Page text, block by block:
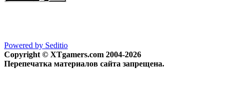
Powered by Seditio
Copyright © XTgamers.com 2004-2026
Перепечатка материалов сайта запрещена.